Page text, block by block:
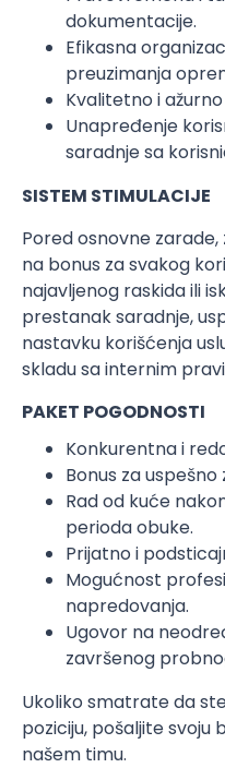
dokumentacije.
Efikasna
preuzimanja
Kvalitetno i
Unapređenje
saradnje sa
SISTEM STIMULACIJE
Pored osnovne
na bonus za svakog
najavljenog raskida ili
prestanak saradnje,
nastavku korišćenja
skladu sa internim
PAKET POGODNOSTI
Konkurentna i
Bonus za
Rad od kuće
perioda obuke.
Prijatno i
Mogućnost
napredovanja.
Ugovor na
završenog
Ukoliko smatrate da
poziciju, pošaljite svoju
našem timu.